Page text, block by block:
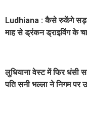
Ludhiana : कैसे रुकेंगे
माह से ड्रंकन ड्राइविंग के
लुधियाना वेस्ट में फिर धंसी
पति सनी भल्ला ने निगम पर